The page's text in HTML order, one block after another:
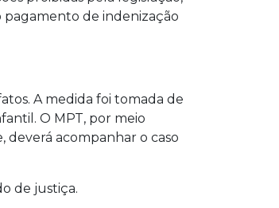
de indenização
A medida foi tomada de
O MPT, por meio
deverá acompanhar o caso
de justiça.